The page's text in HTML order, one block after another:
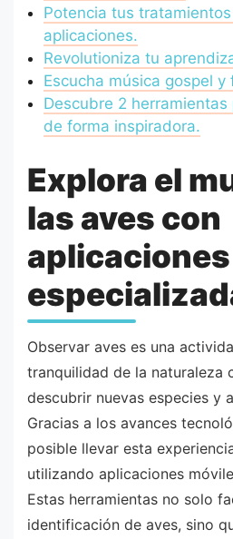
Potencia tus
aplicaciones.
Revolutioniza tu
Escucha música gospel
Descubre 2
de forma inspiradora.
Explora el
las aves con
aplicaciones
Observar aves es una
tranquilidad de la naturaleza
descubrir nuevas especies y
Gracias a los avances
posible llevar esta
utilizando aplicaciones
Estas herramientas no solo
identificación de aves, sino